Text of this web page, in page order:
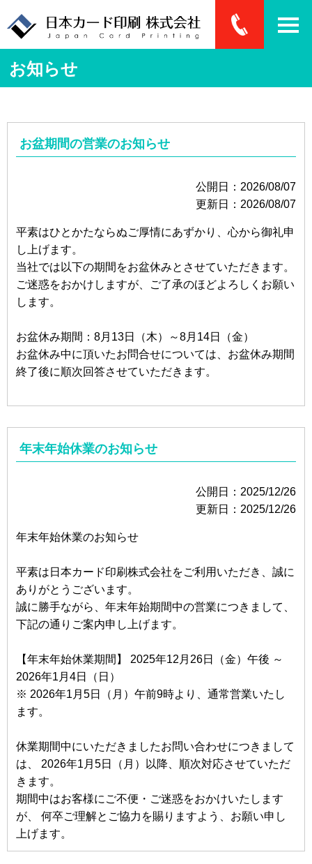
お知らせ
お盆期間の営業のお知らせ
公開日：2026/08/07
更新日：2026/08/07
平素はひとかたならぬご厚情にあずかり、心から御礼申
し上げます。
当社では以下の期間をお盆休みとさせていただきます。
ご迷惑をおかけしますが、ご了承のほどよろしくお願い
します。
お盆休み期間：8月13日（木）～8月14日（金）
お盆休み中に頂いたお問合せについては、お盆休み期間
終了後に順次回答させていただきます。
年末年始休業のお知らせ
公開日：2025/12/26
更新日：2025/12/26
年末年始休業のお知らせ
平素は日本カード印刷株式会社をご利用いただき、誠に
ありがとうございます。
誠に勝手ながら、年末年始期間中の営業につきまして、
下記の通りご案内申し上げます。
【年末年始休業期間】 2025年12月26日（金）午後 ～
2026年1月4日（日）
※ 2026年1月5日（月）午前9時より、通常営業いたし
ます。
休業期間中にいただきましたお問い合わせにつきまして
は、 2026年1月5日（月）以降、順次対応させていただ
きます。
期間中はお客様にご不便・ご迷惑をおかけいたします
が、 何卒ご理解とご協力を賜りますよう、お願い申し
上げます。